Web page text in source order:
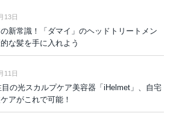
13日
新常識！「ダマイ」のヘッドトリートメン
な髪を手に入れよう
11日
目の光スカルプケア美容器「iHelmet」、自宅
アがこれで可能！